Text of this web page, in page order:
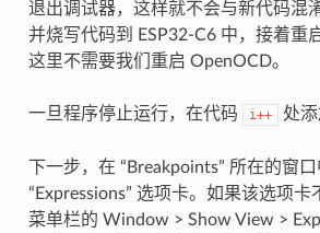
退出调试器，这样就不会与新代码混
并烧写代码到 ESP32-C6 中，接着重
这里不需要我们重启 OpenOCD。
一旦程序停止运行，在代码 i++ 处添
下一步，在 “Breakpoints” 所在的窗
“Expressions” 选项卡。如果该选项
菜单栏的 Window > Show View >